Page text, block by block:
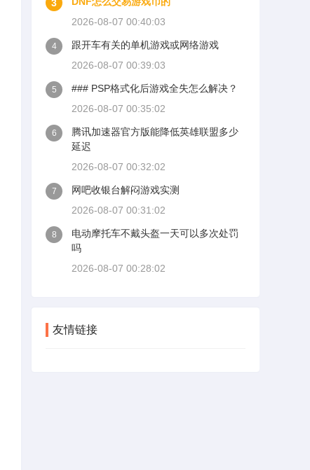
3
2026-08-07 00:40:03
4
跟开车有关的单机游戏或网络游戏
2026-08-07 00:39:03
5
### PSP格式化后游戏全失怎么解决？
2026-08-07 00:35:02
6
腾讯加速器官方版能降低英雄联盟多少
延迟
2026-08-07 00:32:02
7
网吧收银台解闷游戏实测
2026-08-07 00:31:02
8
电动摩托车不戴头盔一天可以多次处罚
吗
2026-08-07 00:28:02
友情链接